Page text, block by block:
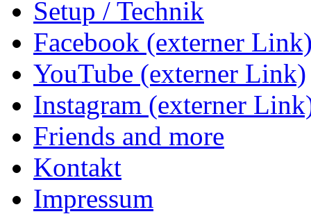
Setup / Technik
Facebook (externer
YouTube (externer Link)
Instagram (externer
Friends and more
Kontakt
Impressum